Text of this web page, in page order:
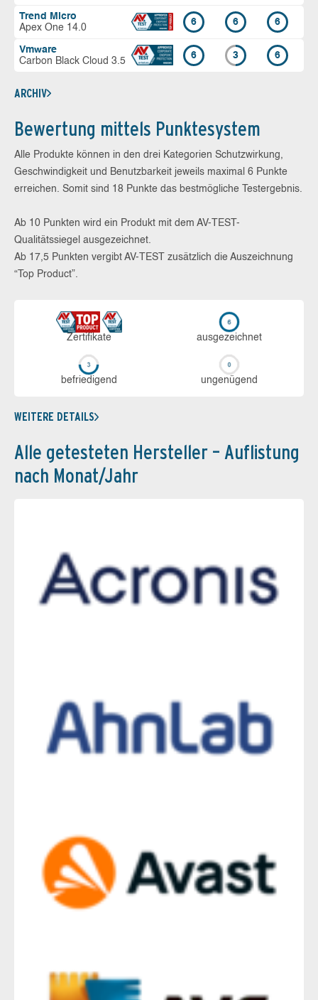
Trend Micro
Apex One 14.0
6 6 6
Vmware
Carbon Black Cloud 3.5
6 3 6
ARCHIV
Bewertung mittels Punktesystem
Alle Produkte können in den drei Kategorien Schutzwirkung,
Geschwindigkeit und Benutzbarkeit jeweils maximal 6 Punkte
erreichen. Somit sind 18 Punkte das bestmögliche Testergebnis.
Ab 10 Punkten wird ein Produkt mit dem AV-TEST-
Qualitätssiegel ausgezeichnet.
Ab 17,5 Punkten vergibt AV-TEST zusätzlich die Auszeichnung
“Top Product”.
Zerti­fikate aus­ge­zeich­net
be­frie­di­gend un­ge­nü­gend
WEITERE DETAILS
Alle getesteten Hersteller – Auflistung
nach Monat/Jahr